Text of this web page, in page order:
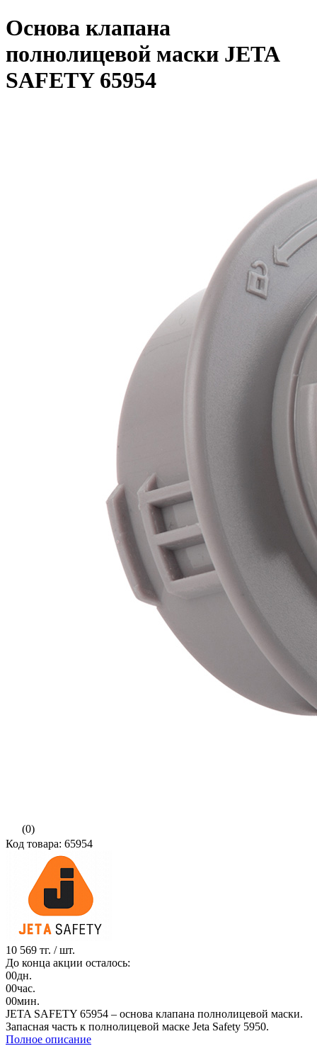
Основа клапана
полнолицевой маски JETA
SAFETY 65954
(0)
Код товара: 65954
10 569 тг. / шт.
До конца акции осталось:
00дн.
00час.
00мин.
JETA SAFETY 65954 – основа клапана полнолицевой маски.
Запасная часть к полнолицевой маске Jeta Safety 5950.
Полное описание